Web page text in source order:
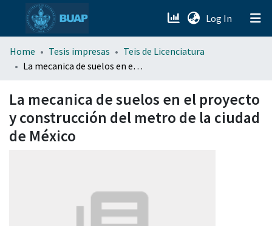
Log In (current)
menu.section.about_menu
Home Tesis impresas
Teis de Licenciatura
La mecanica de suelos en el proyecto y construcción del metro de la ciudad de México
La mecanica de suelos en el proyecto
y construcción del metro de la ciudad
de México